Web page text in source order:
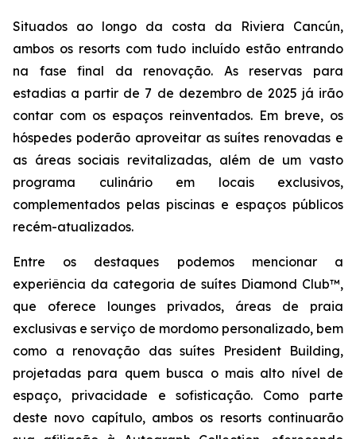
Situados ao longo da costa da Riviera Cancún,
ambos os resorts com tudo incluído estão entrando
na fase final da renovação. As reservas para
estadias a partir de 7 de dezembro de 2025 já irão
contar com os espaços reinventados. Em breve, os
hóspedes poderão aproveitar as suítes renovadas e
as áreas sociais revitalizadas, além de um vasto
programa culinário em locais exclusivos,
complementados pelas piscinas e espaços públicos
recém-atualizados.
Entre os destaques podemos mencionar a
experiência da categoria de suítes Diamond Club™,
que oferece lounges privados, áreas de praia
exclusivas e serviço de mordomo personalizado, bem
como a renovação das suítes President Building,
projetadas para quem busca o mais alto nível de
espaço, privacidade e sofisticação. Como parte
deste novo capítulo, ambos os resorts continuarão